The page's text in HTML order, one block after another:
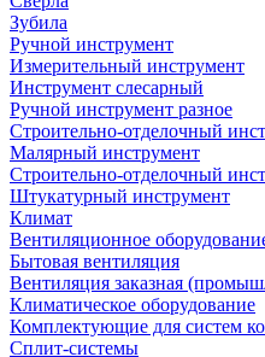
Зубила
Ручной инструмент
Измерительный инструмент
Инструмент слесарный
Ручной инструмент разное
Строительно-отделочный
Малярный инструмент
Строительно-отделочный
Штукатурный инструмент
Климат
Вентиляционное
Бытовая вентиляция
Вентиляция заказная
Климатическое оборудование
Комплектующие для систем
Сплит-системы